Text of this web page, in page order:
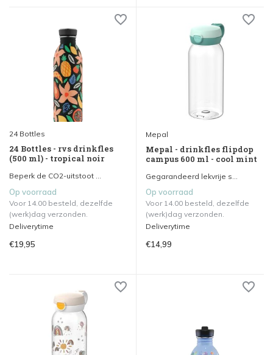
24 Bottles
24 Bottles - rvs drinkfles
(500 ml) - tropical noir
Beperk de CO2-uitstoot ...
Op voorraad
Voor 14.00 besteld, dezelfde
(werk)dag verzonden.
Deliverytime
€19,95
Mepal
Mepal - drinkfles flipdop
campus 600 ml - cool mint
Gegarandeerd lekvrije s...
Op voorraad
Voor 14.00 besteld, dezelfde
(werk)dag verzonden.
Deliverytime
€14,99